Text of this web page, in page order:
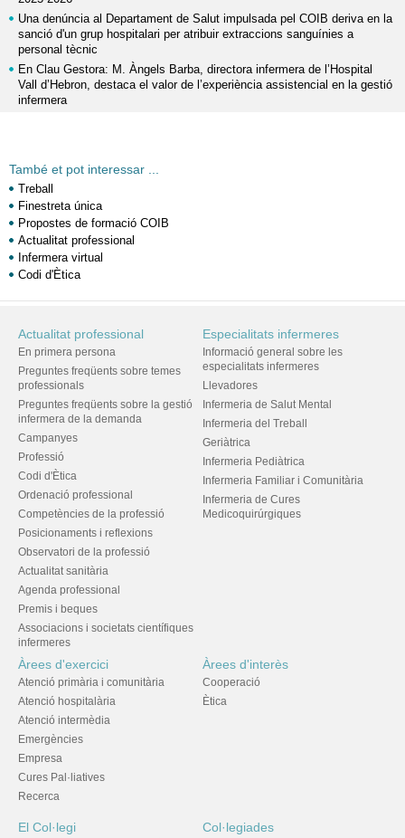
Una denúncia al Departament de Salut impulsada pel COIB deriva en la
sanció d'un grup hospitalari per atribuir extraccions sanguínies a
personal tècnic
En Clau Gestora: M. Àngels Barba, directora infermera de l’Hospital
Vall d’Hebron, destaca el valor de l’experiència assistencial en la gestió
infermera
També et pot interessar ...
Treball
Finestreta única
Propostes de formació COIB
Actualitat professional
Infermera virtual
Codi d'Ètica
Actualitat professional
En primera persona
Preguntes freqüents sobre temes
professionals
Preguntes freqüents sobre la gestió
infermera de la demanda
Campanyes
Professió
Codi d'Ètica
Ordenació professional
Competències de la professió
Posicionaments i reflexions
Observatori de la professió
Actualitat sanitària
Agenda professional
Premis i beques
Associacions i societats científiques
infermeres
Especialitats infermeres
Informació general sobre les
especialitats infermeres
Llevadores
Infermeria de Salut Mental
Infermeria del Treball
Geriàtrica
Infermeria Pediàtrica
Infermeria Familiar i Comunitària
Infermeria de Cures
Medicoquirúrgiques
Àrees d'exercici
Atenció primària i comunitària
Atenció hospitalària
Atenció intermèdia
Emergències
Empresa
Cures Pal·liatives
Recerca
Àrees d'interès
Cooperació
Ètica
El Col·legi Col·legiades